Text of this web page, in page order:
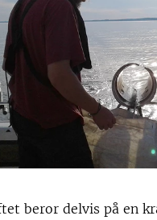
beror delvis på en